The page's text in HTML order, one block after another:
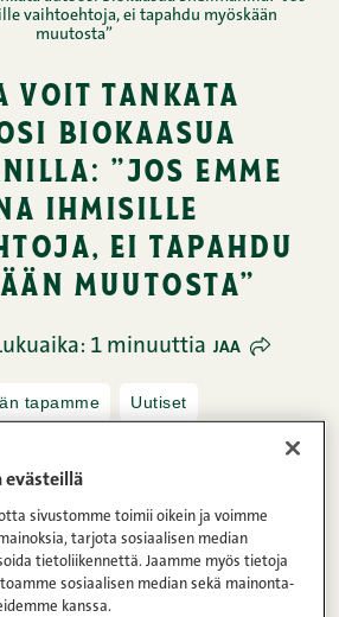
vaihtoehtoja, ei tapahdu myöskään
muutosta”
voit tankata
biokaasua
”jos emme
ihmisille
ei tapahdu
muutosta”
1 minuuttia JAA
tapamme Uutiset
kehittämisessä.Henkilöautoja
tankkausasema nousee
luonnollista kehitystä, joka
evästeillä
sivustomme toimii oikein ja voimme
tarjota sosiaalisen median
tietoliikennettä. Jaamme myös tietoja
sosiaalisen median sekä mainonta-
kanssa.